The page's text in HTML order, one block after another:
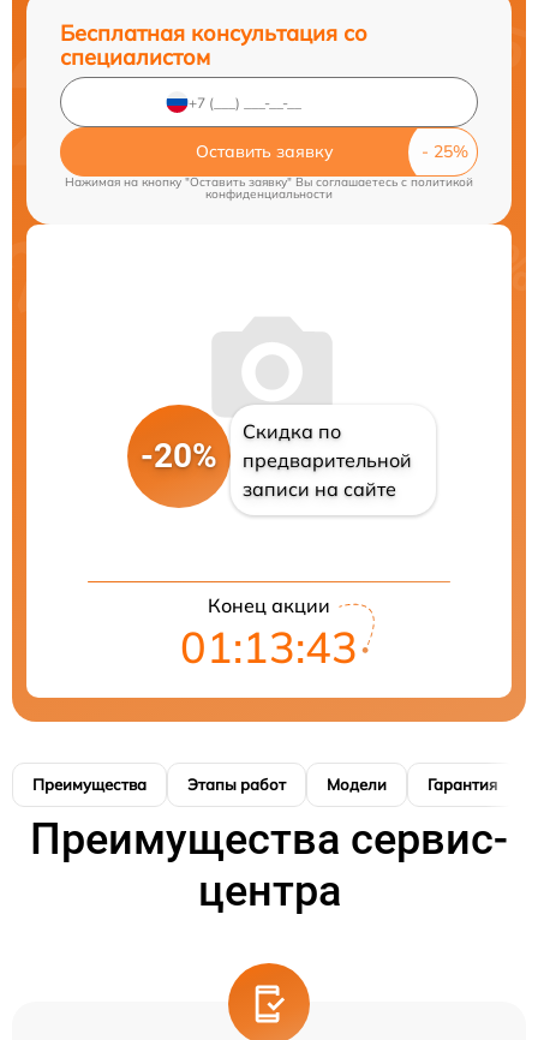
Бесплатная консультация со
специалистом
Оставить заявку
Нажимая на кнопку "Оставить заявку" Вы соглашаетесь c политикой
конфиденциальности
-20%
Скидка по
предварительной
записи на сайте
Конец акции
01:13:42
Преимущества Этапы работ Модели Гарантия
Преимущества сервис-
центра